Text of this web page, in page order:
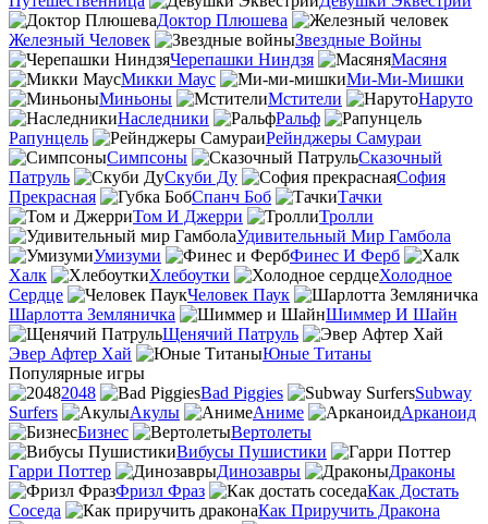
Доктор Плюшева
Железный Человек
Звездные Войны
Черепашки Ниндзя
Масяня
Микки Маус
Ми-Ми-Мишки
Миньоны
Мстители
Наруто
Наследники
Ральф
Рапунцель
Рейнджеры Самураи
Симпсоны
Сказочный
Патруль
Скуби Ду
София
Прекрасная
Спанч Боб
Тачки
Том И Джерри
Тролли
Удивительный Мир Гамбола
Умизуми
Финес И Ферб
Халк
Хлебоутки
Холодное
Сердце
Человек Паук
Шарлотта Земляничка
Шиммер И Шайн
Щенячий Патруль
Эвер Афтер Хай
Юные Титаны
Популярные игры
2048
Bad Piggies
Subway
Surfers
Акулы Аниме
Арканоид
Бизнес
Вертолеты
Вибусы Пушистики
Гарри Поттер
Динозавры
Драконы
Фризл Фраз
Как Достать
Соседа
Как Приручить Дракона